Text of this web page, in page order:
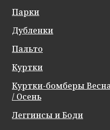
Парки
Дубленки
Пальто
Куртки
Куртки-бомберы
/ Осень
Леггинсы и Боди